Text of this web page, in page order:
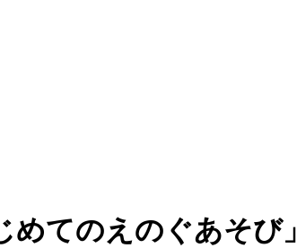
てのえのぐあそび」